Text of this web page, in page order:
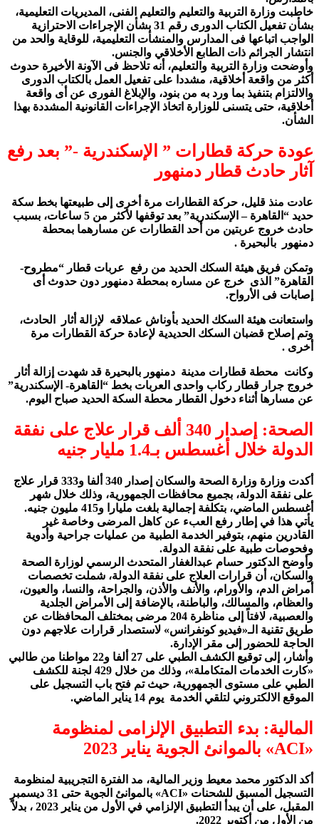
خاطبت وزارة التربية والتعليم والتعليم الفنى، المديريات التعليمية،
بشأن تفعيل الكتاب الدورى رقم 31 بشأن الإجراءات الاحترازية
الواجب اتباعها فى المدارس والمنشأت التعليمية، للوقاية والحد من
انتشار الجرائم ذات الطابع الأخلاقي والجنس.
وأوضحت وزارة التربية والتعليم، أنه تلاحظ فى الآونة الأخيرة حدوث
أكثر من واقعة أخلاقية، مشددا على تفعيل العمل بالكتاب الدورى
والالتزام بتنفيذ بما ورد به من بنود، والإبلاغ الفورى عن أى واقعة
أخلاقية، حتى يتسنى للوزارة اتخاذ الإجراءات القانونية المشددة بهذا
الشأن.
عودة حركة قطارات ” الإسكندرية -” بعد رفع
آثار حادث قطار دمنهور
عادت منذ قليل، حركة القطارات مرة أخرى إلى طبيعتها بخط سكة
حديد “القاهرة – الإسكندرية” بعد توقفها لأكثر من 5 ساعات، بسبب
حادث خروج عربتين من أحد القطارات عن مسارهما بمحطة
دمنهور بالبحيرة .
وتمكن فريق هيئة السكك الحديد من رفع عربات قطار “مطروح-
القاهرة” الذى خرج عن مساره بمحطة دمنهور دون حدوث أى
إصابات فى الأرواح.
واستعانت هيئة السكك الحديد بأوناش عملاقه لإزالة أثار الحادث،
وتم إصلاح قضبان السكك الحديدية لإعادة حركة القطارات مرة
أخرى .
وكانت محطة قطارات مدينة دمنهور بالبحيرة قد شهدت إزالة أثار
خروج جرار قطار ركاب واحدى العربات بخط “القاهرة- الإسكندرية”
عن مسارها أثناء دخول القطار محطة السكة الحديد صباح اليوم.
الصحة: إصدار 340 ألف قرار علاج على نفقة
الدولة خلال أغسطس بـ1.4 مليار جنيه
أكدت وزارة وزارة الصحة والسكان إصدار 340 ألفا و333 قرار علاج
على نفقة الدولة، بجميع محافظات الجمهورية، وذلك خلال شهر
أغسطس الماضي، بتكلفة إجمالية بلغت مليارا و415 مليون جنيه.
يأتي هذا في إطار رفع العبء عن كاهل المرضى وخاصة غير
القادرين منهم، بتوفير الخدمة الطبية من عمليات جراحية وأدوية
وفحوصات طبية على نفقة الدولة.
وأوضح الدكتور حسام عبدالغفار المتحدث الرسمي لوزارة الصحة
والسكان، أن قرارات العلاج على نفقة الدولة، شملت تخصصات
أمراض الدم، والأورام، والأنف والأذن، والجراحة، والنسا، والعيون،
والعظام، والمسالك، والباطنة، بالإضافة إلى الأمراض الجلدية
والعصبية، لافتاً إلى مناظرة 204 مرضى بمختلف المحافظات عن
طريق تقنية الـ«فيديو كونفرانس» لاستصدار قرارات علاجهم دون
الحاجة للحضور إلى مقر الإدارة.
وأشار، إلى توقيع الكشف الطبي على 27 ألفا و22 مواطنا من طالبي
«كارت الخدمات المتكاملة»، وذلك من خلال 429 لجنة للكشف
الطبي على مستوى الجمهورية، حيث تم فتح باب التسجيل على
الموقع الالكتروني لتلقي الخدمة يوم 14 يناير الماضي.
المالية: بدء التطبيق الإلزامى لمنظومة
«ACI» بالموانئ الجوية يناير 2023
أكد الدكتور محمد معيط وزير المالية، مد الفترة التجريبية لمنظومة
التسجيل المسبق للشحنات «ACI» بالموانئ الجوية حتى 31 ديسمبر
المقبل، على أن يبدأ التطبيق الإلزامي في الأول من يناير 2023 ، بدلاً
من الأول من أكتوبر 2022.